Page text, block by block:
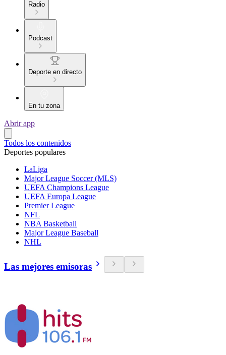
Radio
Podcast
Deporte en directo
En tu zona
Abrir app
Todos los contenidos
Deportes populares
LaLiga
Major League Soccer (MLS)
UEFA Champions League
UEFA Europa League
Premier League
NFL
NBA Basketball
Major League Baseball
NHL
Las mejores emisoras